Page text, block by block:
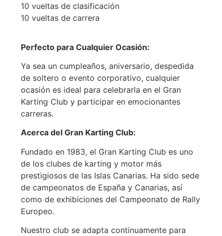
10 vueltas de clasificación
10 vueltas de carrera
Perfecto para Cualquier Ocasión:
Ya sea un cumpleaños, aniversario, despedida
de soltero o evento corporativo, cualquier
ocasión es ideal para celebrarla en el Gran
Karting Club y participar en emocionantes
carreras.
Acerca del Gran Karting Club:
Fundado en 1983, el Gran Karting Club es uno
de los clubes de karting y motor más
prestigiosos de las Islas Canarias. Ha sido sede
de campeonatos de España y Canarias, así
como de exhibiciones del Campeonato de Rally
Europeo.
Nuestro club se adapta continuamente para